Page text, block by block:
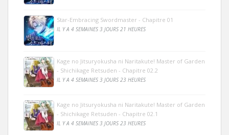
Star-Embracing Swordmaster - Chapitre 01
IL Y A 4 SEMAINES 3 JOURS 21 HEURES
Kage no Jitsuryokusha ni Naritakute! Master of Garden
- Shichikage Retsuden - Chapitre 02.2
IL Y A 4 SEMAINES 3 JOURS 23 HEURES
Kage no Jitsuryokusha ni Naritakute! Master of Garden
- Shichikage Retsuden - Chapitre 02.1
IL Y A 4 SEMAINES 3 JOURS 23 HEURES